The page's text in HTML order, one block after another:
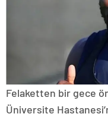
Felaketten bir gece
Üniversite